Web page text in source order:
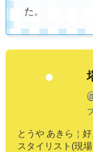
た。
とうや あきら￤
スタイリスト(現